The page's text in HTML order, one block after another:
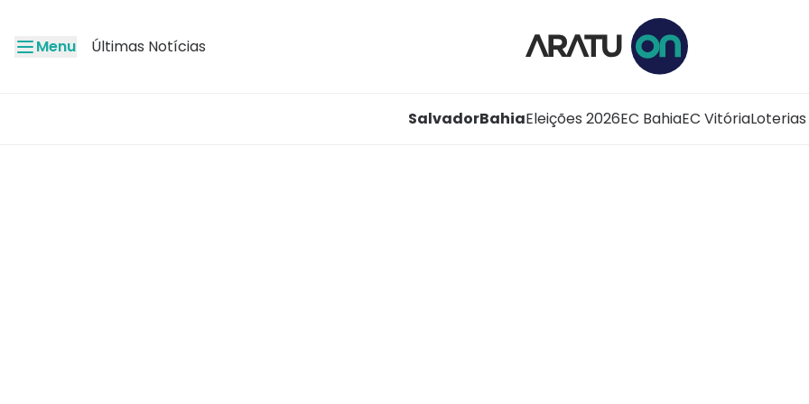
Menu Últimas Notícias
SalvadorBahiaEleições 2026EC BahiaEC VitóriaLoterias